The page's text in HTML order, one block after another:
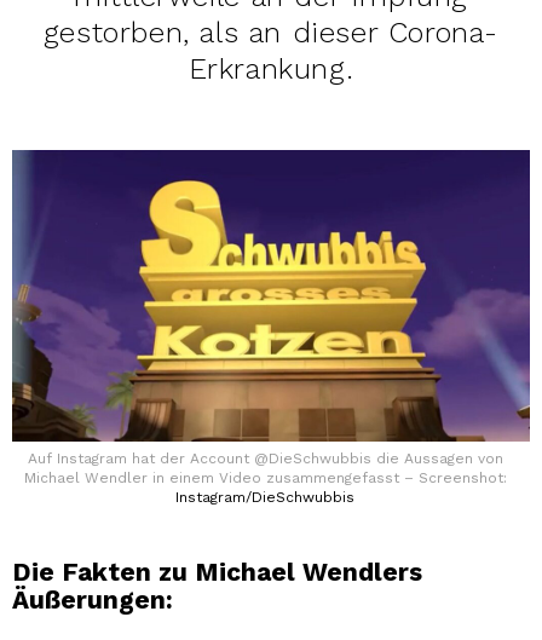
gestorben, als an dieser Corona-
Erkrankung.
Auf Instagram hat der Account @DieSchwubbis die Aussagen von
Michael Wendler in einem Video zusammengefasst – Screenshot:
Instagram/DieSchwubbis
Die Fakten zu Michael Wendlers
Äußerungen: